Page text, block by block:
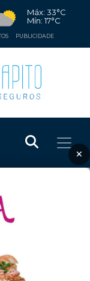
Máx: 33°C
Mín: 17°C
PUBLICIDADE
×